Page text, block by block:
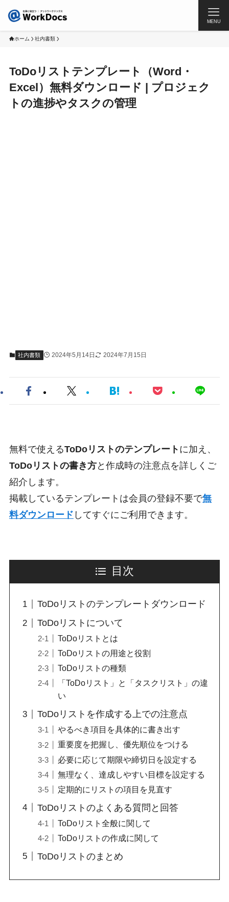
MENU
ホーム 社内書類
ToDoリストテンプレート（Word・
Excel）無料ダウンロード | プロジェク
トの進捗やタスクの管理
社内書類 2024年5月14日 2024年7月15日
無料で使えるToDoリストのテンプレート に加え、
ToDoリストの書き方と作成時の注意点を詳しくご
紹介します。
掲載しているテンプレートは会員の登録不要で無
料ダウンロード してすぐにご利用できます。
目次
ToDoリストのテンプレートダウンロード
ToDoリストについて
ToDoリストとは
ToDoリストの用途と役割
ToDoリストの種類
「ToDoリスト」と「タスクリスト」の違
い
ToDoリストを作成する上での注意点
やるべき項目を具体的に書き出す
重要度を把握し、優先順位をつける
必要に応じて期限や締切日を設定する
無理なく、達成しやすい目標を設定する
定期的にリストの項目を見直す
ToDoリストのよくある質問と回答
ToDoリスト全般に関して
ToDoリストの作成に関して
ToDoリストのまとめ